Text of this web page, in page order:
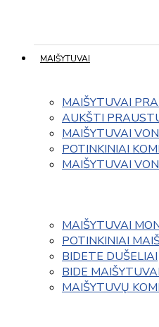
MAIŠYTUVAI
MAIŠYTUVAI
AUKŠTI
MAIŠYTUVAI
POTINKINIAI
MAIŠYTUVAI
MAIŠYTUVAI
POTINKINIAI
BIDETE DUŠELIAI
BIDE MAIŠYTUVAI
MAIŠYTUVŲ